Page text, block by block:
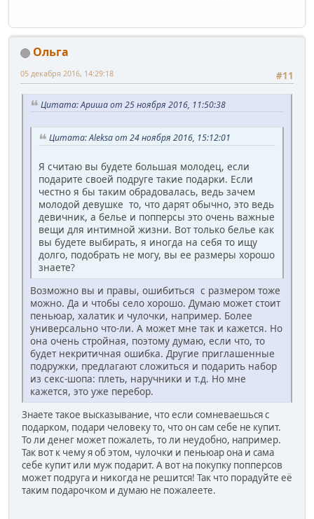
Ольга
#11
05 декабря 2016, 14:29:18
Цитата: Ариша от 25 ноября 2016, 11:50:38
Цитата: Aleksa от 24 ноября 2016, 15:12:01
Я считаю вы будете большая молодец, если
подарите своей подруге такие подарки. Если
честно я бы таким обрадовалась, ведь зачем
молодой девушке то, что дарят обычно, это ведь
девичник, а белье и попперсы это очень важные
вещи для интимной жизни. Вот только белье как
вы будете выбирать, я иногда на себя то ищу
долго, подобрать не могу, вы ее размеры хорошо
знаете?
Возможно вы и правы, ошибиться с размером тоже
можно. Да и чтобы село хорошо. Думаю может стоит
пеньюар, халатик и чулочки, например. Более
универсально что-ли. А может мне так и кажется. Но
она очень стройная, поэтому думаю, если что, то
будет некритичная ошибка. Другие приглашенные
подружки, предлагают сложиться и подарить набор
из секс-шопа: плеть, наручники и т.д. Но мне
кажется, это уже перебор.
Знаете такое высказывание, что если сомневаешься с
подарком, подари человеку то, что он сам себе не купит.
То ли денег может пожалеть, то ли неудобно, например.
Так вот к чему я об этом, чулочки и пеньюар она и сама
себе купит или муж подарит. А вот на покупку попперсов
может подруга и никогда не решится! Так что порадуйте её
таким подарочком и думаю не пожалеете.